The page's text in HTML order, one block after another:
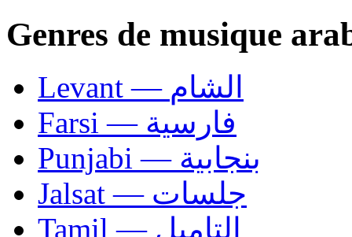
Genres de musique
Levant — الشام
Farsi — فارسية
Punjabi — بنجابية
Jalsat — جلسات
Tamil — التاميل